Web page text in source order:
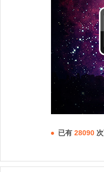
已有 28090